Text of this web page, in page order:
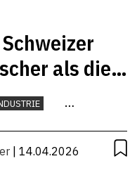
als die
| 14.04.2026